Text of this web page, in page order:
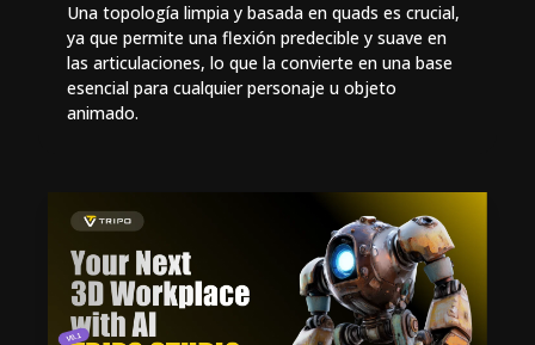
Una topología limpia y basada en quads es crucial,
ya que permite una flexión predecible y suave en
las articulaciones, lo que la convierte en una base
esencial para cualquier personaje u objeto
animado.